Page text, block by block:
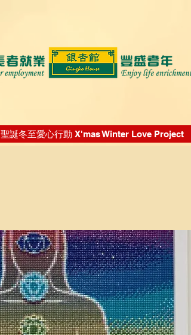
聖誕冬至愛心行動 X'mas Winter Love Project